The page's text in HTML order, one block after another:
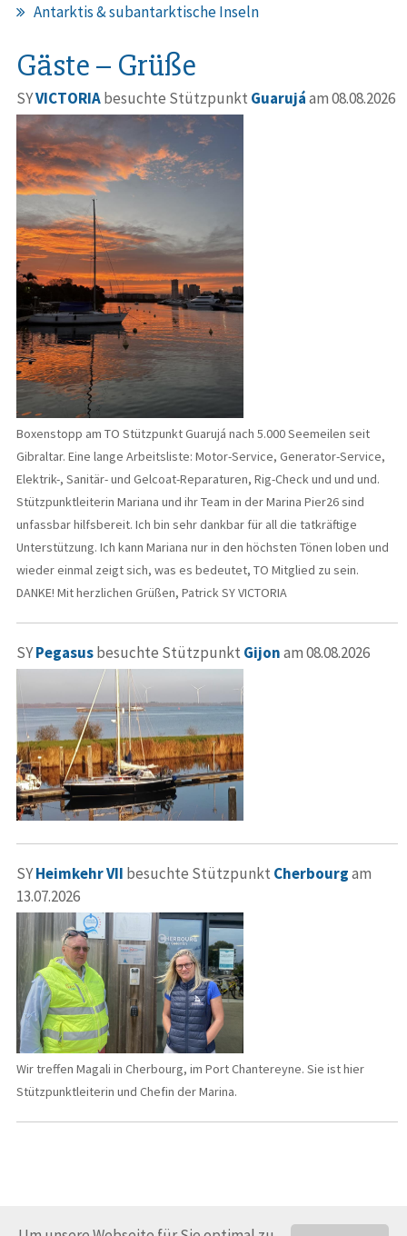
Antarktis & subantarktische Inseln
Gäste – Grüße
SYVICTORIAbesuchte Stützpunkt Guarujáam 08.08.2026
Boxenstopp am TO Stützpunkt Guarujá nach 5.000 Seemeilen seit
Gibraltar. Eine lange Arbeitsliste: Motor-Service, Generator-Service,
Elektrik-, Sanitär- und Gelcoat-Reparaturen, Rig-Check und und und.
Stützpunktleiterin Mariana und ihr Team in der Marina Pier26 sind
unfassbar hilfsbereit. Ich bin sehr dankbar für all die tatkräftige
Unterstützung. Ich kann Mariana nur in den höchsten Tönen loben und
wieder einmal zeigt sich, was es bedeutet, TO Mitglied zu sein.
DANKE! Mit herzlichen Grüßen, Patrick SY VICTORIA
SYPegasusbesuchte Stützpunkt Gijonam 08.08.2026
SYHeimkehr VII besuchte Stützpunkt Cherbourgam
13.07.2026
Wir treffen Magali in Cherbourg, im Port Chantereyne. Sie ist hier
Stützpunktleiterin und Chefin der Marina.